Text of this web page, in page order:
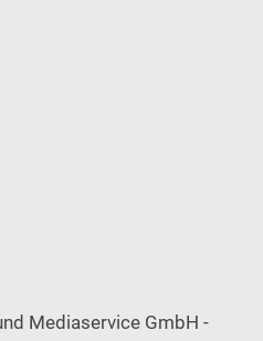
Mediaservice GmbH -